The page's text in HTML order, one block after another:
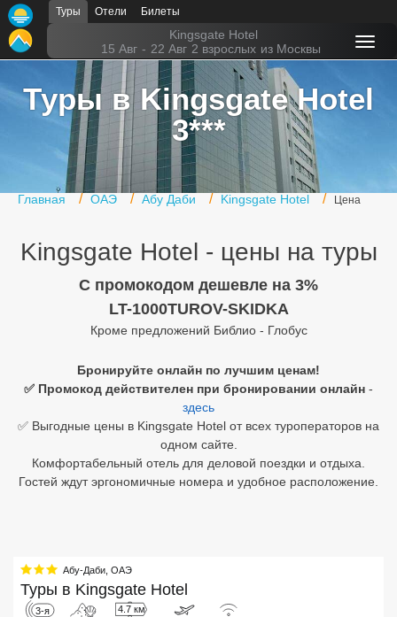
Туры Отели Билеты
Kingsgate Hotel
15 Авг - 22 Авг 2 взрослых из Москвы
Туры в Kingsgate Hotel
3***
Главная ОАЭ Абу Даби Kingsgate Hotel Цена
Kingsgate Hotel - цены на туры
C промокодом дешевле на 3%
LT-1000TUROV-SKIDKA
Кроме предложений Библио - Глобус
Бронируйте онлайн по лучшим ценам!
✅ Промокод действителен при бронировании онлайн -
здесь
✅ Выгодные цены в Kingsgate Hotel от всех туроператоров на
одном сайте.
Комфортабельный отель для деловой поездки и отдыха.
Гостей ждут эргономичные номера и удобное расположение.
Абу-Даби, ОАЭ
Туры в Kingsgate Hotel
3-я 4.7 км
Главная
Горящие туры
Туры в Турцию
Туры в Египет
Туры в ОАЭ
Помощь
Подборки отелей
ОАЭ
Египет
Куба
Вьетнам
Хайнань